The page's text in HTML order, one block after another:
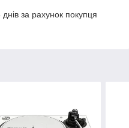
за рахунок покупця